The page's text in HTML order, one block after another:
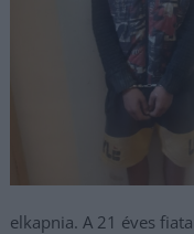
elkapnia. A 21 éves